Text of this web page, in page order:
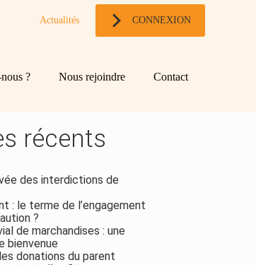
Actualités CONNEXION
? Nous rejoindre Contact
récents
des interdictions de
: le terme de l’engagement
?
de marchandises : une
bienvenue
donations du parent